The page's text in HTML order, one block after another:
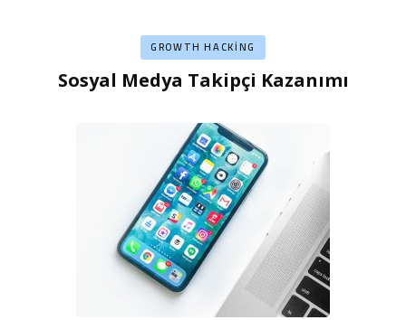
GROWTH HACKING
Sosyal Medya Takipçi Kazanımı